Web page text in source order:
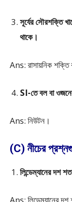
সূর্যের সৌরশক্তি
থাকে।
Ans: রাসায়নিক শক্তি
SI-তে বল বা
Ans: নিউটন।
(C) নীচের
লিন্ডেম্যানের দশ